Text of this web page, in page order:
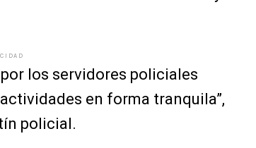
los servidores policiales
en forma tranquila”,
policial.